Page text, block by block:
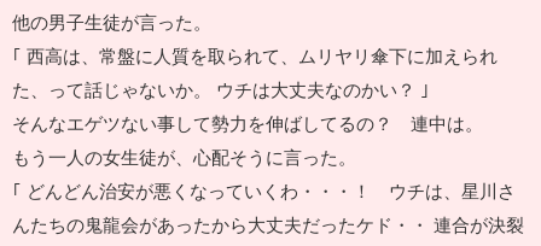
他の男子生徒が言った。
｢ 西高は、常盤に人質を取られて、ムリヤリ傘下に加えられ
た、って話じゃないか。 ウチは大丈夫なのかい？ ｣
そんなエゲツない事して勢力を伸ばしてるの？ 連中は。
もう一人の女生徒が、心配そうに言った。
｢ どんどん治安が悪くなっていくわ・・・！ ウチは、星川さ
んたちの鬼龍会があったから大丈夫だったケド・・ 連合が決裂